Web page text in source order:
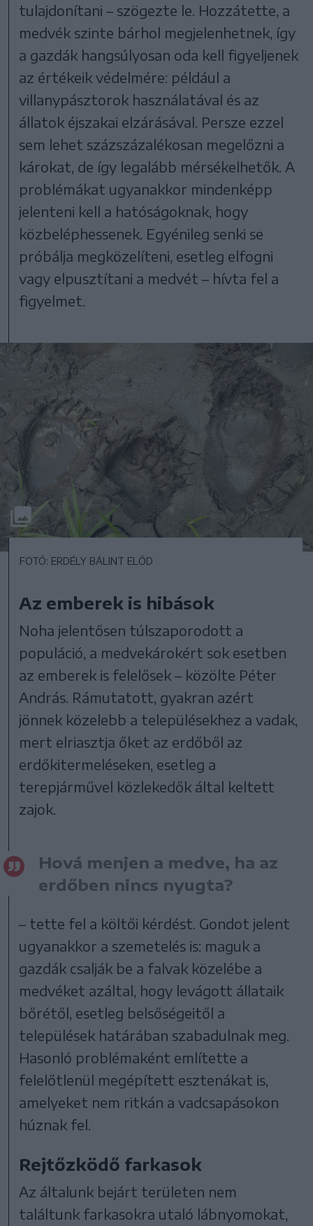
tulajdonítani – szögezte le. Hozzátette, a
medvék szinte bárhol megjelenhetnek, így
a gazdák hangsúlyosan oda kell figyeljenek
az értékeik védelmére: például a
villanypásztorok használatával és az
állatok éjszakai elzárásával. Persze ezzel
sem lehet százszázalékosan megelőzni a
károkat, de így legalább mérsékelhetők. A
problémákat ugyanakkor mindenképp
jelenteni kell a hatóságoknak, hogy
közbeléphessenek. Egyénileg senki se
próbálja megközelíteni, esetleg elfogni
vagy elpusztítani a medvét – hívta fel a
figyelmet.
FOTÓ: ERDÉLY BÁLINT ELŐD
Az emberek is hibások
Noha jelentősen túlszaporodott a
populáció, a medvekárokért sok esetben
az emberek is felelősek – közölte Péter
András. Rámutatott, gyakran azért
jönnek közelebb a településekhez a vadak,
mert elriasztja őket az erdőből az
erdőkitermeléseken, esetleg a
terepjárművel közlekedők által keltett
zajok.
Hová menjen a medve, ha az
erdőben nincs nyugta?
– tette fel a költői kérdést. Gondot jelent
ugyanakkor a szemetelés is: maguk a
gazdák csalják be a falvak közelébe a
medvéket azáltal, hogy levágott állataik
bőrétől, esetleg belsőségeitől a
települések határában szabadulnak meg.
Hasonló problémaként említette a
felelőtlenül megépített esztenákat is,
amelyeket nem ritkán a vadcsapásokon
húznak fel.
Rejtőzködő farkasok
Az általunk bejárt területen nem
találtunk farkasokra utaló lábnyomokat,